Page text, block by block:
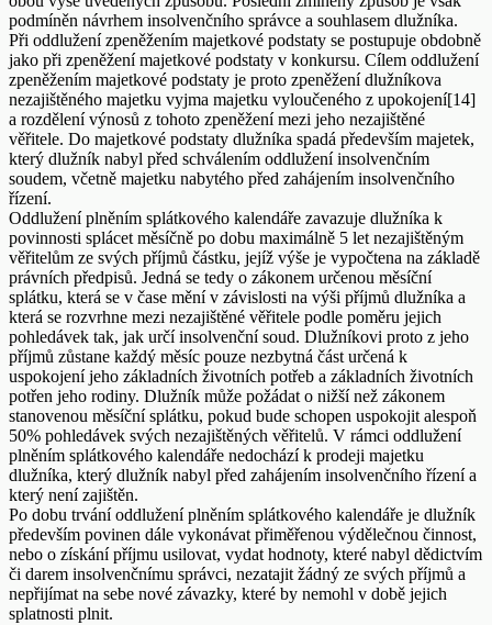
podmíněn návrhem insolvenčního správce a souhlasem dlužníka.
Při oddlužení zpeněžením majetkové podstaty se postupuje obdobně
jako při zpeněžení majetkové podstaty v konkursu. Cílem oddlužení
zpeněžením majetkové podstaty je proto zpeněžení dlužníkova
nezajištěného majetku vyjma majetku vyloučeného z upokojení[14]
a rozdělení výnosů z tohoto zpeněžení mezi jeho nezajištěné
věřitele. Do majetkové podstaty dlužníka spadá především majetek,
který dlužník nabyl před schválením oddlužení insolvenčním
soudem, včetně majetku nabytého před zahájením insolvenčního
řízení.
Oddlužení plněním splátkového kalendáře zavazuje dlužníka k
povinnosti splácet měsíčně po dobu maximálně 5 let nezajištěným
věřitelům ze svých příjmů částku, jejíž výše je vypočtena na základě
právních předpisů. Jedná se tedy o zákonem určenou měsíční
splátku, která se v čase mění v závislosti na výši příjmů dlužníka a
která se rozvrhne mezi nezajištěné věřitele podle poměru jejich
pohledávek tak, jak určí insolvenční soud. Dlužníkovi proto z jeho
příjmů zůstane každý měsíc pouze nezbytná část určená k
uspokojení jeho základních životních potřeb a základních životních
potřen jeho rodiny. Dlužník může požádat o nižší než zákonem
stanovenou měsíční splátku, pokud bude schopen uspokojit alespoň
50% pohledávek svých nezajištěných věřitelů. V rámci oddlužení
plněním splátkového kalendáře nedochází k prodeji majetku
dlužníka, který dlužník nabyl před zahájením insolvenčního řízení a
který není zajištěn.
Po dobu trvání oddlužení plněním splátkového kalendáře je dlužník
především povinen dále vykonávat přiměřenou výdělečnou činnost,
nebo o získání příjmu usilovat, vydat hodnoty, které nabyl dědictvím
či darem insolvenčnímu správci, nezatajit žádný ze svých příjmů a
nepřijímat na sebe nové závazky, které by nemohl v době jejich
splatnosti plnit.